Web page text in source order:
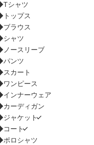
シャツ
ップス
ラウス
ャツ
ースリーブ
ンツ
カート
ンピース
ンナーウェア
ーディガン
ャケット
ート
ロシャツ